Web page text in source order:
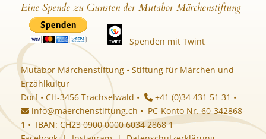
Eine Spende zu Gunsten der Mutabor Märchenstiftung
Spenden mit Twint
Mutabor Märchenstiftung • Stiftung für Märchen und
Erzählkultur
Dorf • CH-3456 Trachselwald •
+41 (0)34 431 51 31 •
info@maerchenstiftung.ch • PC-Konto Nr. 60-342868-
1 • IBAN: CH23 0900 0000 6034 2868 1